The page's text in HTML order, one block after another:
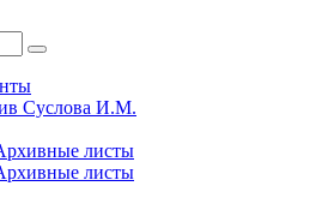
Суслова И.М.
листы
листы